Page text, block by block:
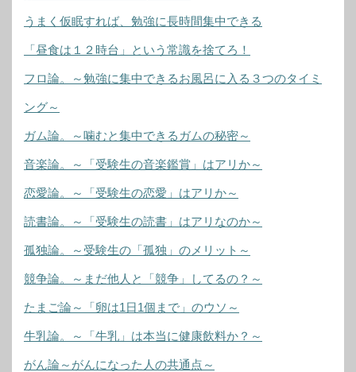
うまく仮眠すれば、勉強に長時間集中できる
「昼食は１２時台」という常識を捨てろ！
フロ論。～勉強に集中できるお風呂に入る３つのタイミ
ング～
ガム論。～噛むと集中できるガムの秘密～
音楽論。～「受験生の音楽鑑賞」はアリか～
恋愛論。～「受験生の恋愛」はアリか～
読書論。～「受験生の読書」はアリなのか～
孤独論。～受験生の「孤独」のメリット～
競争論。～まだ他人と「競争」してるの？～
たまご論～「卵は1日1個まで」のウソ～
牛乳論。～「牛乳」は本当に健康飲料か？～
がん論～がんになった人の共通点～